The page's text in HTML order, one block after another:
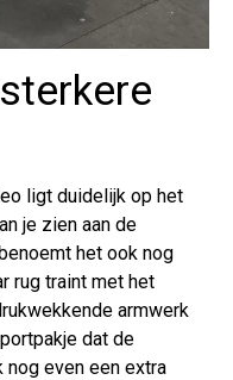
ligt duidelijk op het
je zien aan de
het ook nog
rug traint met het
armwerk
dat de
nog even een extra